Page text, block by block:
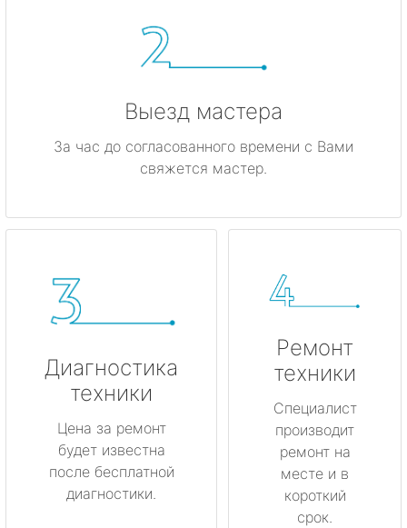
Выезд мастера
За час до согласованного времени с Вами
свяжется мастер.
Диагностика
техники
Цена за ремонт
будет известна
после бесплатной
диагностики.
Ремонт
техники
Специалист
производит
ремонт на
месте и в
короткий
срок.